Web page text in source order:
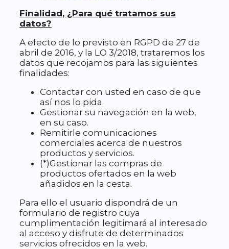
Finalidad, ¿Para qué tratamos sus
datos?
A efecto de lo previsto en RGPD de 27 de
abril de 2016, y la LO 3/2018, trataremos los
datos que recojamos para las siguientes
finalidades:
Contactar con usted en caso de que
así nos lo pida.
Gestionar su navegación en la web,
en su caso.
Remitirle comunicaciones
comerciales acerca de nuestros
productos y servicios.
(*)Gestionar las compras de
productos ofertados en la web
añadidos en la cesta.
Para ello el usuario dispondrá de un
formulario de registro cuya
cumplimentación legitimará al interesado
al acceso y disfrute de determinados
servicios ofrecidos en la web.